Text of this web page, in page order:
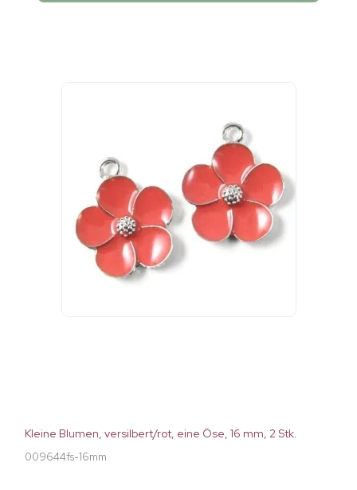
Kleine Blumen, versilbert/rot, eine Öse, 16 mm, 2 Stk.
009644fs-16mm